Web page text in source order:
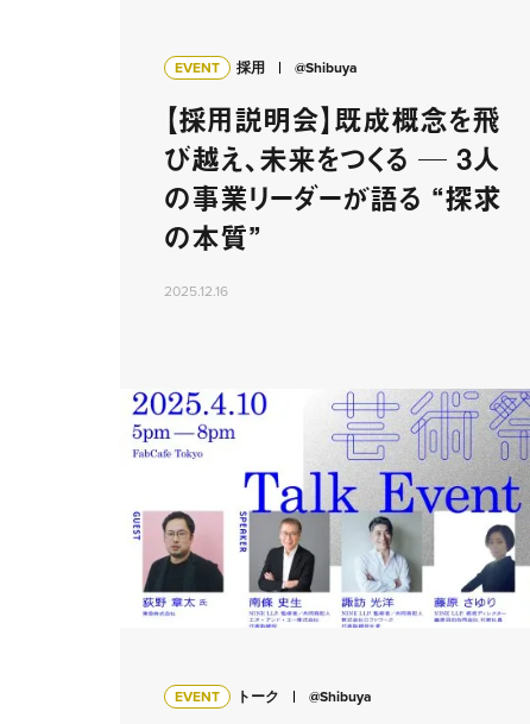
EVENT 採用 @Shibuya
【採用説明会】既成概念を飛
び越え、未来をつくる ─ 3人
の事業リーダーが語る “探求
の本質”
2025.12.16
EVENT トーク @Shibuya